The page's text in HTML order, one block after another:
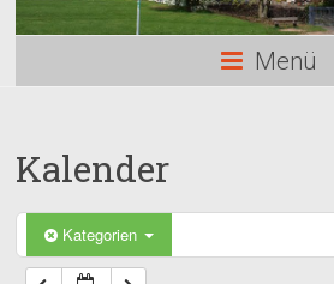
Menü
Kalender
Kategorien
04:00
05:00
06:00